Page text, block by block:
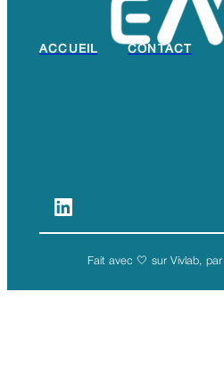
CONTACT
ACCUEIL
innovants, prêts à relever
d’aujourd’hui et de demain.
Fait avec 🤍 sur Vivlab,